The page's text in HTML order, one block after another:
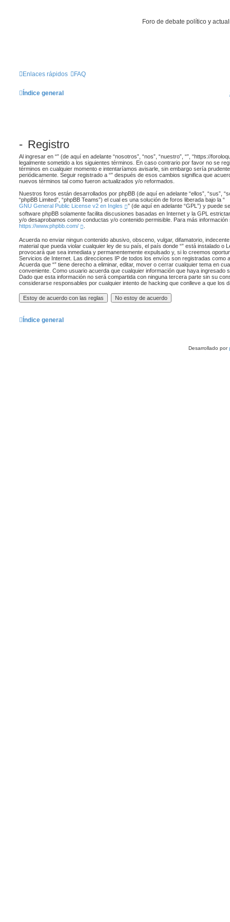
Foro de debate político y
Enlaces rápidos FAQ
Índice general
- Registro
Al ingresar en “” (de aquí en adelante “nosotros”, “nos”, “nuestro”, “”, “https://
legalmente sometido a los siguientes términos. En caso contrario por favor no se
términos en cualquier momento e intentaríamos avisarle, sin embargo sería
periódicamente. Seguir registrado a “” después de esos cambios significa que
nuevos términos tal como fueron actualizados y/o reformados.
Nuestros foros están desarrollados por phpBB (de aquí en adelante “ellos”, “sus”,
“phpBB Limited”, “phpBB Teams”) el cual es una solución de foros liberada bajo la “
GNU General Public License v2 en Ingles
” (de aquí en adelante “GPL”) y puede
software phpBB solamente facilita discusiones basadas en Internet y la GPL
y/o desaprobamos como conductas y/o contenido permisible. Para más
https://www.phpbb.com/
.
Acuerda no enviar ningun contenido abusivo, obsceno, vulgar, difamatorio,
material que pueda violar cualquier ley de su país, el país donde “” está instalado o
provocará que sea inmediata y permanentemente expulsado y, si lo creemos
Servicios de Internet. Las direcciones IP de todos los envíos son registradas como
Acuerda que “” tiene derecho a eliminar, editar, mover o cerrar cualquier tema en
conveniente. Como usuario acuerda que cualquier información que haya ingresado
Dado que esta información no será compartida con ninguna tercera parte sin su
considerarse responsables por cualquier intento de hacking que conlleve a que los
Índice general
Desarrollado por